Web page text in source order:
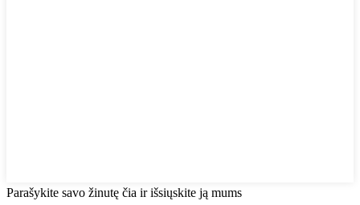
Parašykite savo žinutę čia ir išsiųskite ją mums